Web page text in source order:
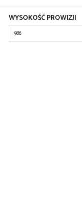
WYSOKOŚĆ PROWIZJI